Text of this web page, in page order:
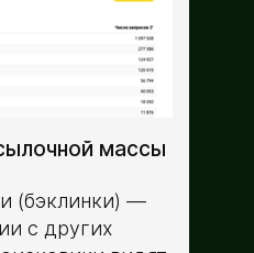
массы
(бэклинки) —
с других